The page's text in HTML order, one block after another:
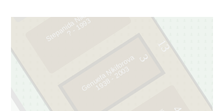
13
3
Stepanida Nikiforova
?
-
1
9
9
3
Genuefa Ņikiforova
1
9
3
8
-
2
0
0
3